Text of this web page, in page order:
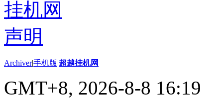
Archiver|手机版|超越挂机网
GMT+8, 2026-8-8 16:19